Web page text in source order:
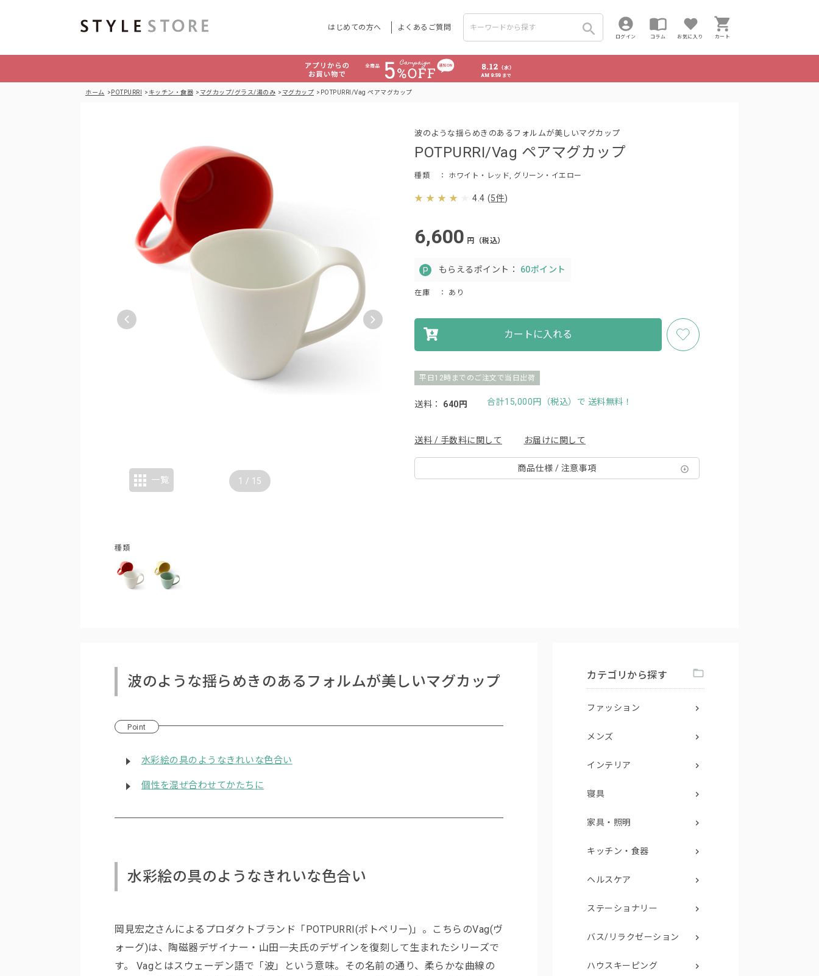
はじめての方へ よくあるご質問
ログイン コラム お気に入り カート
ホーム POTPURRI キッチン・食器 マグカップ/グラス/湯のみ マグカップ POTPURRI/Vag ペアマグカップ
POTPURRI/Vag ペアマグカップ
波のような揺らめきのあるフォルムが美しいマグカップ
種類 ： ホワイト・レッド, グリーン・イエロー
4.4 (5件)
6,600 円（税込）
もらえるポイント： 60ポイント
在庫 ： あり
カートに入れる
平日12時までのご注文で当日出荷
送料： 640円 合計15,000円（税込）で 送料無料！
送料 / 手数料に関して お届けに関して
商品仕様 / 注意事項
1 / 15
一覧
種類
波のような揺らめきのあるフォルムが美しいマグカップ
Point
水彩絵の具のようなきれいな色合い
個性を混ぜ合わせてかたちに
水彩絵の具のようなきれいな色合い
岡見宏之さんによるプロダクトブランド「POTPURRI(ポトペリー)」。こちらのVag(ヴ
ォーグ)は、陶磁器デザイナー・山田一夫氏のデザインを復刻して生まれたシリーズで
す。 Vagとはスウェーデン語で「波」という意味。その名前の通り、柔らかな曲線の
カテゴリから探す
ファッション
メンズ
インテリア
寝具
家具・照明
キッチン・食器
ヘルスケア
ステーショナリー
バス/リラクゼーション
ハウスキーピング